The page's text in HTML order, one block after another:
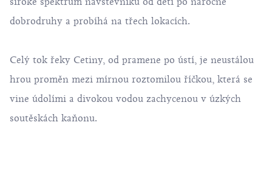
dobrodruhy a probíhá na třech lokacích.
Celý tok řeky Cetiny, od pramene po ústí, je neustálou
hrou proměn mezi mírnou roztomilou říčkou, která se
vine údolími a divokou vodou zachycenou v úzkých
soutěskách kaňonu.